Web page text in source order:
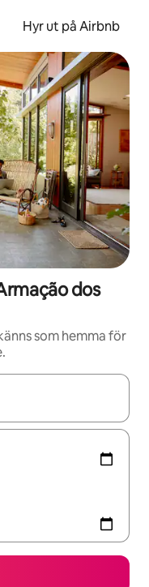
Hyr ut på Airbnb
dos
som hemma för
navigera med upp- och